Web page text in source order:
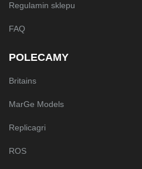
Regulamin sklepu
FAQ
POLECAMY
Britains
MarGe Models
Replicagri
ROS